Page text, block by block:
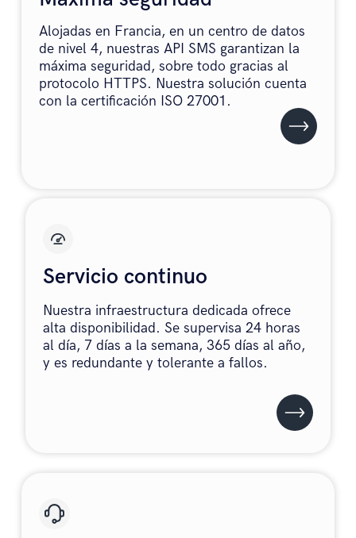
Alojadas en Francia, en un centro de datos
de nivel 4, nuestras API SMS garantizan la
máxima seguridad, sobre todo gracias al
protocolo HTTPS. Nuestra solución cuenta
con la certificación ISO 27001.
Servicio continuo
Nuestra infraestructura dedicada ofrece
alta disponibilidad. Se supervisa 24 horas
al día, 7 días a la semana, 365 días al año,
y es redundante y tolerante a fallos.